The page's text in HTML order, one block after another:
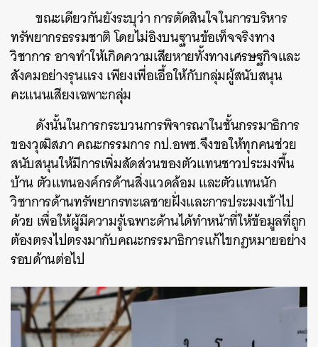
ขณะเดียวกันยังระบุว่า การตัดสินใจในการบริหาร
ทรัพยากรธรรมชาติ โดยไม่อิงบนฐานข้อเท็จจริงทาง
วิชาการ อาจทำให้เกิดความเสียหายทั้งทางเศรษฐกิจและ
สังคมอย่างรุนแรง เพียงเพื่อเอื้อให้กับกลุ่มผู้สนับสนุน
คะแนนเสียงเฉพาะกลุ่ม
ดังนั้นในการกระบวนการพิจารณาในชั้นกรรมาธิการ
ของวุฒิสภา คณะกรรมการ กป.อพช.จึงขอให้ทุกคนช่วย
สนับสนุนให้มีการเพิ่มสัดส่วนของตัวแทนชาวประมงพื้น
บ้าน ตัวแทนองค์กรด้านสิ่งแวดล้อม และตัวแทนนัก
วิชาการด้านทรัพยากรทะเลชายฝั่งและการประมงเข้าไป
ด้วย เพื่อให้ผู้มีความรู้เฉพาะด้านได้ทำหน้าที่ให้ข้อมูลที่ถูก
ต้องตรงไปตรงมากับคณะกรรมาธิการแก้ไขกฎหมายอย่าง
รอบด้านต่อไป